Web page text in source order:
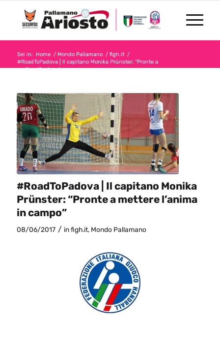
Sei in: Home / Mondo Pallamano / figh.it /
#RoadToPadova | Il capitano Monika Prünster: “Pronte a
mettere l’anima in c...
#RoadToPadova | Il capitano Monika
Prünster: “Pronte a mettere l’anima
in campo”
08/06/2017 / infigh.it, Mondo Pallamano